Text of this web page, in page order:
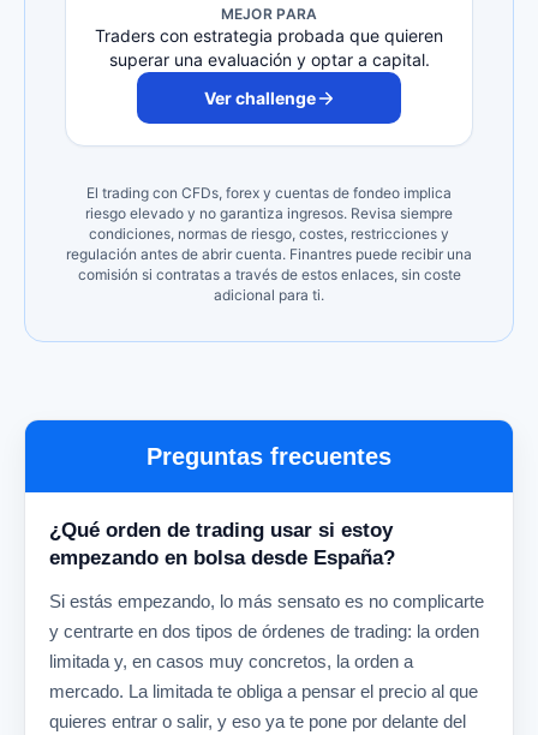
MEJOR PARA
Traders con estrategia probada que quieren
superar una evaluación y optar a capital.
Ver challenge
El trading con CFDs, forex y cuentas de fondeo implica
riesgo elevado y no garantiza ingresos. Revisa siempre
condiciones, normas de riesgo, costes, restricciones y
regulación antes de abrir cuenta. Finantres puede recibir una
comisión si contratas a través de estos enlaces, sin coste
adicional para ti.
Preguntas frecuentes
¿Qué orden de trading usar si estoy
empezando en bolsa desde España?
Si estás empezando, lo más sensato es no complicarte
y centrarte en dos tipos de órdenes de trading: la orden
limitada y, en casos muy concretos, la orden a
mercado. La limitada te obliga a pensar el precio al que
quieres entrar o salir, y eso ya te pone por delante del